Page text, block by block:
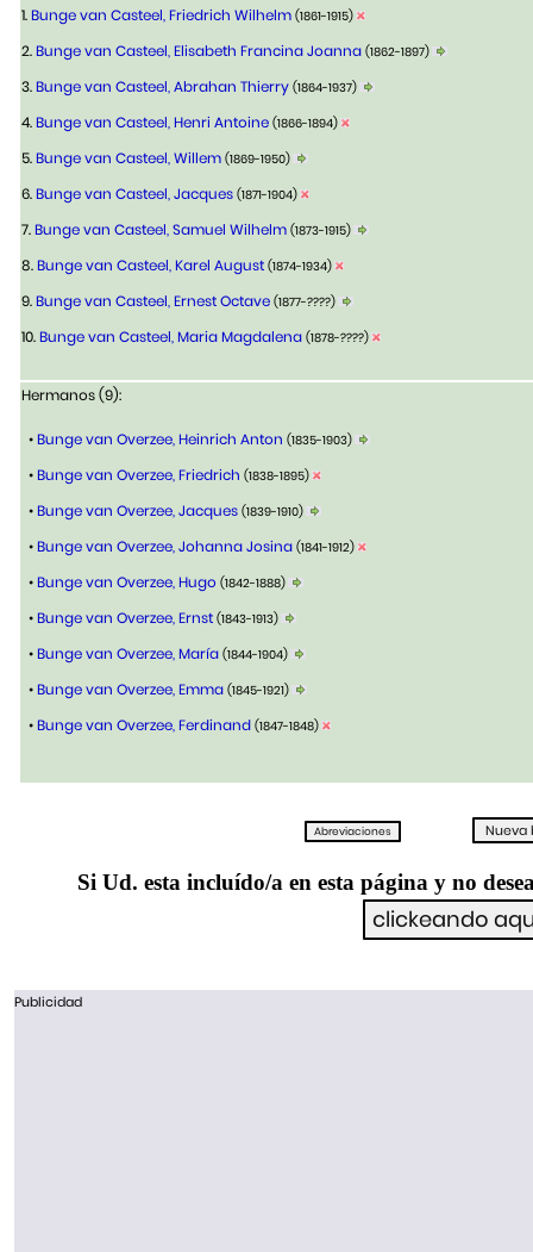
1.Bunge van Casteel, Friedrich Wilhelm (1861-1915)
2.Bunge van Casteel, Elisabeth Francina Joanna (1862-1897)
3.Bunge van Casteel, Abrahan Thierry (1864-1937)
4.Bunge van Casteel, Henri Antoine (1866-1894)
5.Bunge van Casteel, Willem (1869-1950)
6.Bunge van Casteel, Jacques (1871-1904)
7.Bunge van Casteel, Samuel Wilhelm (1873-1915)
8.Bunge van Casteel, Karel August (1874-1934)
9.Bunge van Casteel, Ernest Octave (1877-????)
10.Bunge van Casteel, Maria Magdalena (1878-????)
Hermanos (9):
•Bunge van Overzee, Heinrich Anton (1835-1903)
•Bunge van Overzee, Friedrich (1838-1895)
•Bunge van Overzee, Jacques (1839-1910)
•Bunge van Overzee, Johanna Josina (1841-1912)
•Bunge van Overzee, Hugo (1842-1888)
•Bunge van Overzee, Ernst (1843-1913)
•Bunge van Overzee, María (1844-1904)
•Bunge van Overzee, Emma (1845-1921)
•Bunge van Overzee, Ferdinand (1847-1848)
Si Ud. esta incluído/a en esta página y no
Publicidad